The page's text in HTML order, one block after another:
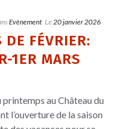
Evènement Le 20 janvier 2026
DE FÉVRIER:
1ER MARS
au Château du
l’ouverture de la saison